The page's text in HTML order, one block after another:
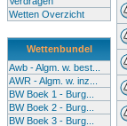
Wetten Overzicht
Wettenbundel
Awb - Algm. w. best...
AWR - Algm. w. inz...
BW Boek 1 - Burg...
BW Boek 2 - Burg...
BW Boek 3 - Burg...